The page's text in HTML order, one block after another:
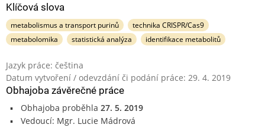
Klíčová slova
metabolismus a transport purinů
technika CRISPR/Cas9
metabolomika
statistická analýza identifikace metabolitů
Jazyk práce: čeština
Datum vytvoření / odevzdání či podání práce: 29. 4. 2019
Obhajoba závěrečné práce
Obhajoba proběhla 27. 5. 2019
Vedoucí: Mgr. Lucie Mádrová